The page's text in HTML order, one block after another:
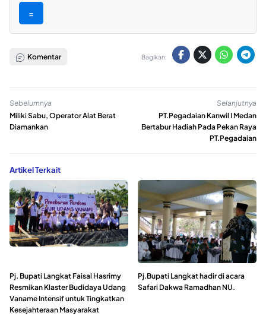
=
Komentar Bagikan:
Sebelumnya
Miliki Sabu, Operator Alat Berat
Diamankan
Selanjutnya
PT.Pegadaian Kanwil I Medan
Bertabur Hadiah Pada Pekan Raya
PT.Pegadaian
Artikel Terkait
Pj. Bupati Langkat Faisal Hasrimy
Resmikan Klaster Budidaya Udang
Vaname Intensif untuk Tingkatkan
Kesejahteraan Masyarakat
Pj.Bupati Langkat hadir di acara
Safari Dakwa Ramadhan NU.